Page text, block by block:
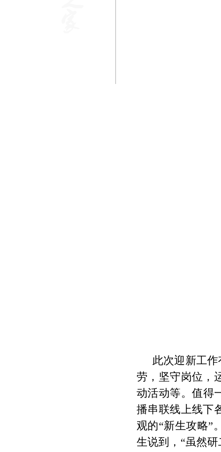
此次迎新工
劳，坚守岗位，
动活动等。值得
播串联线上线下
观的“新生攻略”
生说到，“虽然